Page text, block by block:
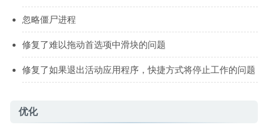
忽略僵尸进程
修复了难以拖动首选项中滑块的问题
修复了如果退出活动应用程序，快捷方式将停止工作的问题
优化